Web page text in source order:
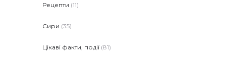
Рецепти (11)
Сири (35)
Цікаві факти, події (81)